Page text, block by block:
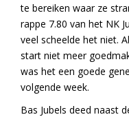
te bereiken waar ze
rappe 7.80 van het NK
veel scheelde het niet.
start niet meer
was het een goede
volgende week.
Bas Jubels deed naast